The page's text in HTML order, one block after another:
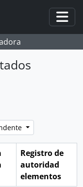
Registro de
autoridad
elementos